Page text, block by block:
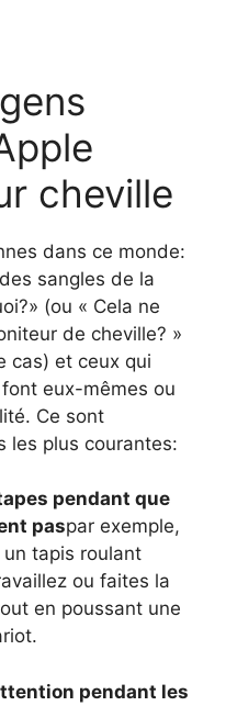
cheville
dans ce monde:
sangles de la
(ou « Cela ne
de cheville? »
cas) et ceux qui
eux-mêmes ou
Ce sont
les plus courantes:
pendant que
paspar exemple,
tapis roulant
ou faites la
en poussant une
pendant les